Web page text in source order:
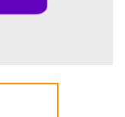
açıqladı